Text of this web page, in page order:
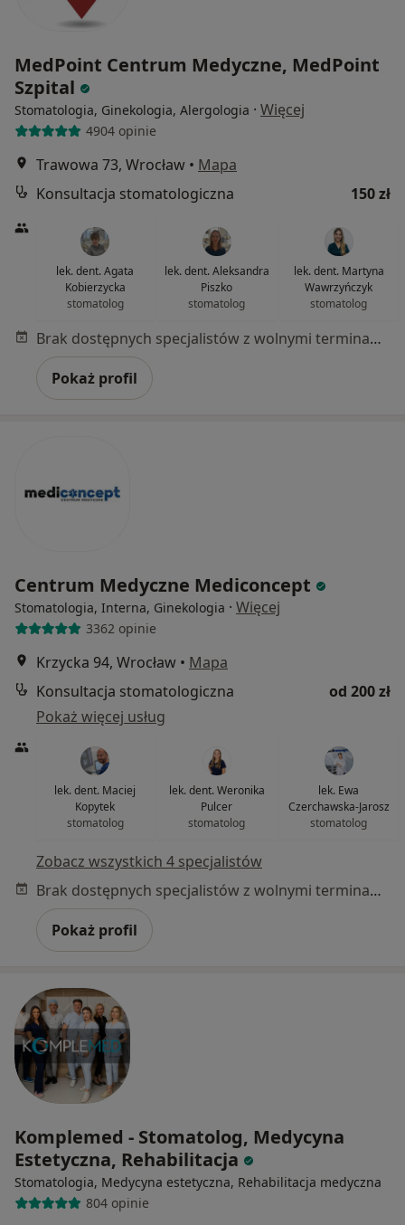
MedPoint Centrum Medyczne, MedPoint
Szpital
Stomatologia, Ginekologia, Alergologia · Więcej
4904 opinie
Trawowa 73, Wrocław • Mapa
Konsultacja stomatologiczna
150 zł
lek. dent. Agata
Kobierzycka
stomatolog
lek. dent. Aleksandra
Piszko
stomatolog
lek. dent. Martyna
Wawrzyńczyk
stomatolog
Brak dostępnych specjalistów z wolnymi terminami w tym centrum medycznym.
Pokaż profil
Centrum Medyczne Mediconcept
Stomatologia, Interna, Ginekologia · Więcej
3362 opinie
Krzycka 94, Wrocław • Mapa
Konsultacja stomatologiczna
od 200 zł
Pokaż więcej usług
lek. dent. Maciej
Kopytek
stomatolog
lek. dent. Weronika
Pulcer
stomatolog
lek. Ewa
Czerchawska-Jarosz
stomatolog
Zobacz wszystkich 4 specjalistów
Brak dostępnych specjalistów z wolnymi terminami w tym centrum medycznym.
Pokaż profil
Komplemed - Stomatolog, Medycyna
Estetyczna, Rehabilitacja
Stomatologia, Medycyna estetyczna, Rehabilitacja medyczna
804 opinie